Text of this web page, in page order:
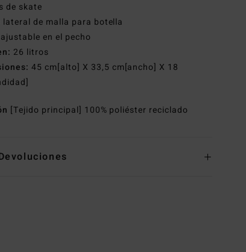
de skate
lateral de malla para botella
en el pecho
26 litros
45 cm[alto] X 33,5 cm[ancho] X 18
[Tejido principal] 100% poliéster reciclado